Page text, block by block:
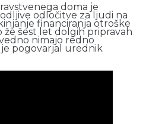
doma je
odločitve za ljudi na
financiranja otroške
že šest let dolgih pripravah
nimajo redno
je pogovarjal urednik